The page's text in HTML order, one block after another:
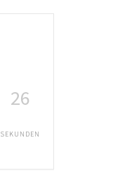
26
SEKUNDEN